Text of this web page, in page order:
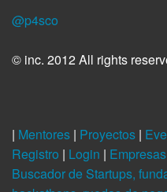
@p4sco
© inc. 2012 All rights
| Mentores | Proyectos |
Registro | Login | Empresas
Buscador de Startups,